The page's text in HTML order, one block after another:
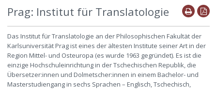
Prag: Institut für Translatologie
Das Institut für Translatologie an der Philosophischen Fakultät der
Karlsuniversität Prag ist eines der ältesten Institute seiner Art in der
Region Mittel- und Osteuropa (es wurde 1963 gegründet). Es ist die
einzige Hochschuleinrichtung in der Tschechischen Republik, die
Übersetzer:innen und Dolmetscher:innen in einem Bachelor- und
Masterstudiengang in sechs Sprachen – Englisch, Tschechisch,